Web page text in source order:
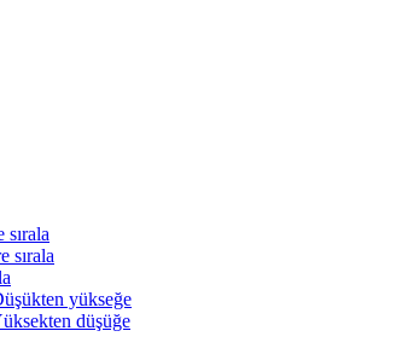
sırala
sırala
yükseğe
düşüğe